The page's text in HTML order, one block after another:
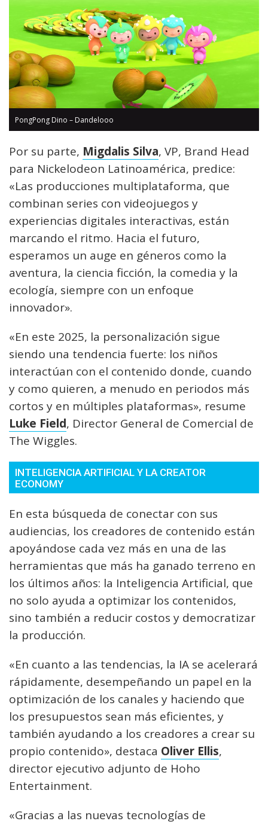
PongPong Dino – Dandelooo
Por su parte, Migdalis Silva, VP, Brand Head
para Nickelodeon Latinoamérica, predice:
«Las producciones multiplataforma, que
combinan series con videojuegos y
experiencias digitales interactivas, están
marcando el ritmo. Hacia el futuro,
esperamos un auge en géneros como la
aventura, la ciencia ficción, la comedia y la
ecología, siempre con un enfoque
innovador».
«En este 2025, la personalización sigue
siendo una tendencia fuerte: los niños
interactúan con el contenido donde, cuando
y como quieren, a menudo en periodos más
cortos y en múltiples plataformas», resume
Luke Field, Director General de Comercial de
The Wiggles.
INTELIGENCIA ARTIFICIAL Y LA CREATOR
ECONOMY
En esta búsqueda de conectar con sus
audiencias, los creadores de contenido están
apoyándose cada vez más en una de las
herramientas que más ha ganado terreno en
los últimos años: la Inteligencia Artificial, que
no solo ayuda a optimizar los contenidos,
sino también a reducir costos y democratizar
la producción.
«En cuanto a las tendencias, la IA se acelerará
rápidamente, desempeñando un papel en la
optimización de los canales y haciendo que
los presupuestos sean más eficientes, y
también ayudando a los creadores a crear su
propio contenido», destaca Oliver Ellis,
director ejecutivo adjunto de Hoho
Entertainment.
«Gracias a las nuevas tecnologías de